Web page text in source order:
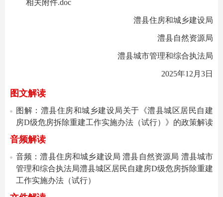
相关附件.doc
澧县住房和城乡建设局
澧县自然资源局
澧县城市管理和综合执法局
2025年12月3日
图文解读
图解：澧县住房和城乡建设局关于《澧县城区居民自建
房D级危房拆除重建工作实施办法（试行）》的政策解读
音频解读
音频：澧县住房和城乡建设局 澧县自然资源局 澧县城市
管理和综合执法局澧县城区居民自建房D级危房拆除重建
工作实施办法（试行）